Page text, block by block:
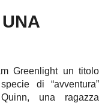
Greenlight un titolo
di “avventura”
una ragazza